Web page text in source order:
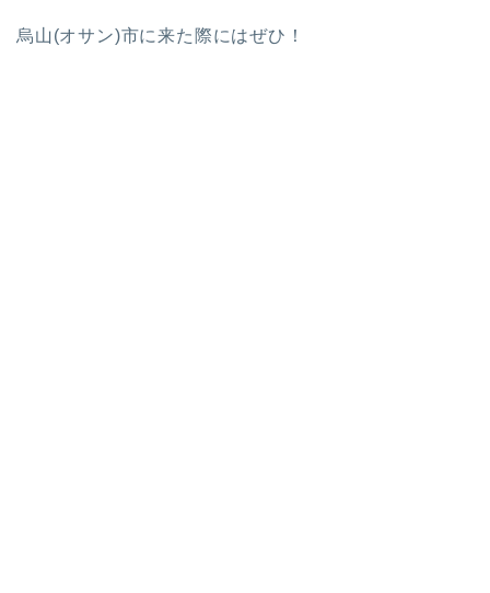
烏山(オサン)市に来た際にはぜひ！